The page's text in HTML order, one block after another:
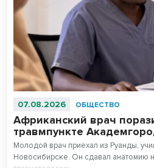
07.08.2026 ОБЩЕСТВО
Африканский врач
травмпункте
Молодой врач приехал из Руанды,
Новосибирске. Он сдавал анатомию